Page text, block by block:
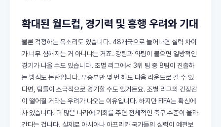
확대된 월드컵, 경기력 및 흥행 우려와 기대
물론 걱정하는 목소리도 있습니다. 48개국으로 늘어나면 실력 차이
가 너무 심해지는 거 아니냐는 거죠. 강팀과 약팀이 붙으면 일방적인
경기가 나올 수도 있습니다. 조별 리그에서 3위 팀 중 8팀이 진출하
는 방식도 논란입니다. 무승부만 몇 번 해도 다음 라운드로 갈 수 있
다면, 팀들이 소극적으로 경기할 수도 있거든요. 조별 리그의 긴장감
이 떨어질 거라는 우려가 나오는 이유입니다. 하지만 FIFA는 확신에
차 있습니다. 더 많은 나라에 기회를 주면 전체적인 축구 수준이 올라
간다는 겁니다. 실제로 아시아나 아프리카 국가들의 실력이 예전보